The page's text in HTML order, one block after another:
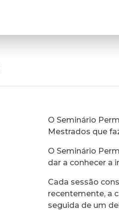
O Seminário
Mestrados que
O Seminário
dar a conhecer a
Cada sessão
recentemente, a
seguida de um